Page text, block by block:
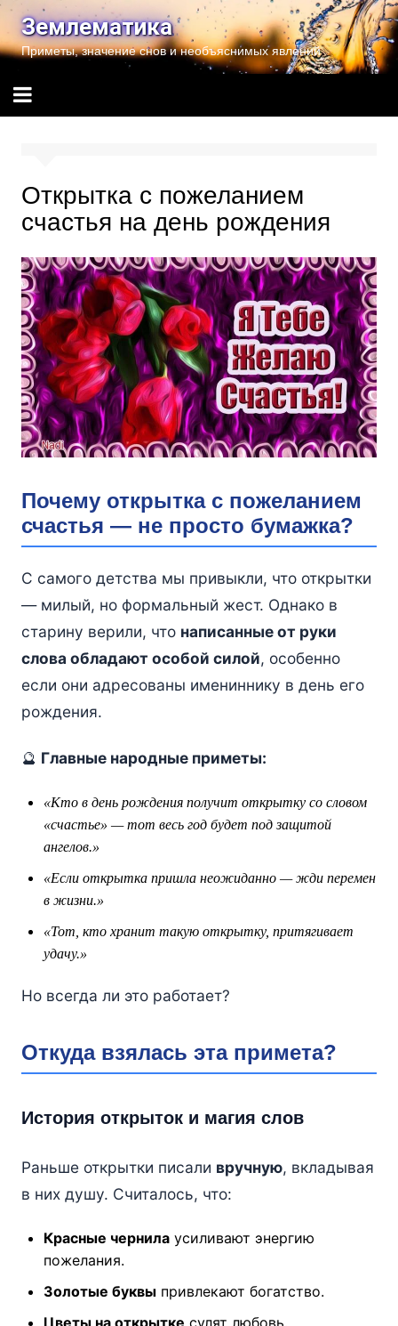
Перейти
содержимому
Землематика
Приметы, значение снов и необъяснимых явлений
Открытка с пожеланием
счастья на день рождения
Почему открытка с пожеланием
счастья — не просто бумажка?
С самого детства мы привыкли, что открытки
— милый, но формальный жест. Однако в
старину верили, что написанные от руки
слова обладают особой силой, особенно
если они адресованы имениннику в день его
рождения.
🔮 Главные народные приметы:
«Кто в день рождения получит открытку со словом
«счастье» — тот весь год будет под защитой
ангелов.»
«Если открытка пришла неожиданно — жди перемен
в жизни.»
«Тот, кто хранит такую открытку, притягивает
удачу.»
Но всегда ли это работает?
Откуда взялась эта примета?
История открыток и магия слов
Раньше открытки писали вручную, вкладывая
в них душу. Считалось, что:
Красные чернилаусиливают энергию
пожелания.
Золотые буквыпривлекают богатство.